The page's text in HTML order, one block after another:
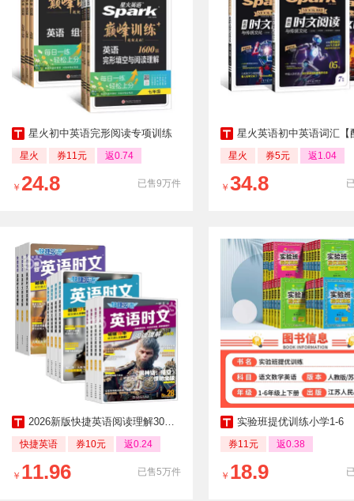
星火初中英语完形阅读专项训练
星火 券11元 返0.74
已售9万件
￥ 24.8
星火英语初中英语词汇【配套
星火 券5元 返1.04
￥ 34.8
2026新版快捷英语阅读理解30期初中完形填空
快捷英语 券10元 返0.24
已售5万件
￥ 11.96
实验班提优训练小学1-6
券11元 返0.38
￥ 18.9